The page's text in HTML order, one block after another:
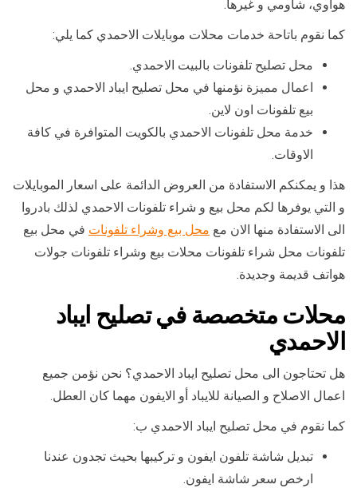
هواوي، شاومي و غيرها.
كما نقوم باتاحة خدمات محلات موبايلات الاحمدي كما يلي:
محل تصليح تلفونات بالبيت الاحمدي.
اعمال مميزة نؤمنها في محل تصليح ايباد الاحمدي و محل
بيع تلفونات اون لاين.
خدمة محل تلفونات الاحمدي بالكويت المتوافرة في كافة
الاوقات.
هذا و يمكنكم الاستفادة من العروض الدائمة على اسعار الموبايلات
و التي يوفرها لكم محل بيع و شراء تلفونات الاحمدي لذلك بادروا
الى الاستفادة منها الان مع محل بيع وشراء تلفونات في محل بيع
تلفونات محل شراء تلفونات محلات بيع وشراء تلفونات جولات
هواتف قديمة وجديدة.
محلات متخصصة في تصليح ايباد
الاحمدي
هل تحتاجون الى محل تصليح ايباد الاحمدي؟ نحن نؤمن جميع
اعمال الاصلاح و الصيانة للايباد أو الايفون مهما كان العطل.
كما نقوم في محل تصليح ايباد الاحمدي ب:
تبديل شاشة تلفون ايفون و تركيبها بحيث تجدون عندنا
ارخص سعر شاشة ايفون.